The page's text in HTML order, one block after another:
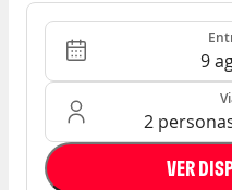
Entrada - Salida
9
Ocupación: 2
2
VER